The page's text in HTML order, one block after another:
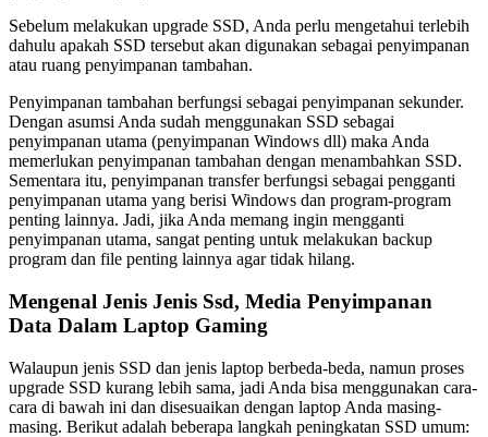
Sebelum melakukan upgrade SSD, Anda perlu mengetahui terlebih
dahulu apakah SSD tersebut akan digunakan sebagai penyimpanan
atau ruang penyimpanan tambahan.
Penyimpanan tambahan berfungsi sebagai penyimpanan sekunder.
Dengan asumsi Anda sudah menggunakan SSD sebagai
penyimpanan utama (penyimpanan Windows dll) maka Anda
memerlukan penyimpanan tambahan dengan menambahkan SSD.
Sementara itu, penyimpanan transfer berfungsi sebagai pengganti
penyimpanan utama yang berisi Windows dan program-program
penting lainnya. Jadi, jika Anda memang ingin mengganti
penyimpanan utama, sangat penting untuk melakukan backup
program dan file penting lainnya agar tidak hilang.
Mengenal Jenis Jenis Ssd, Media Penyimpanan
Data Dalam Laptop Gaming
Walaupun jenis SSD dan jenis laptop berbeda-beda, namun proses
upgrade SSD kurang lebih sama, jadi Anda bisa menggunakan cara-
cara di bawah ini dan disesuaikan dengan laptop Anda masing-
masing. Berikut adalah beberapa langkah peningkatan SSD umum: